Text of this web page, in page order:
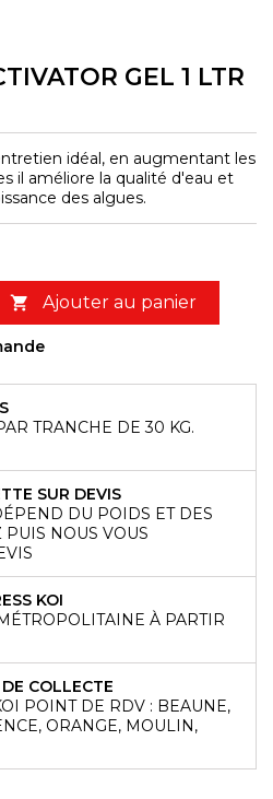
GEL 1 LTR
idéal, en augmentant les
il améliore la qualité d'eau et
des algues.
 Ajouter au panier
TRANCHE DE 30 KG.
SUR DEVIS
DU POIDS ET DES
NOUS VOUS
KOI
À PARTIR
COLLECTE
POINT DE RDV : BEAUNE,
ORANGE, MOULIN,